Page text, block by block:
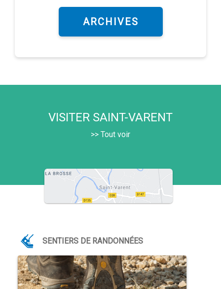
ARCHIVES
VISITER SAINT-VARENT
>> Tout voir
SENTIERS DE RANDONNÉES